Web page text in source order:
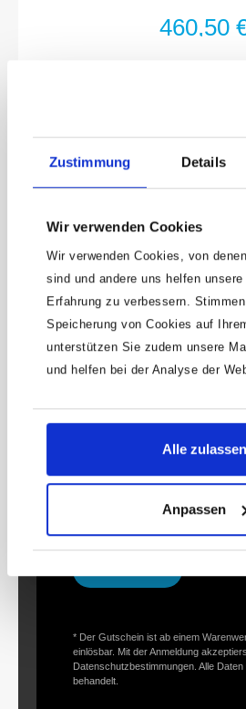
Zustimmung Details
Wir verwenden Cookies
Wir verwenden Cookies, von
sind und andere uns helfen
Erfahrung zu verbessern.
Speicherung von Cookies auf
unterstützen Sie zudem unsere
und helfen bei der Analyse der
Alle zulassen
Anpassen
TractionsprofilAbmessungen
mm x 215 mm x 62 mmNetto-
460,50
Keine
mehr
15 € Gutschein*
Newsletter und erhalte
zusätzlich einen 15€
Adresse*
* Der Gutschein ist ab einem
einlösbar. Mit der Anmeldung
Datenschutzbestimmungen. Alle
behandelt.